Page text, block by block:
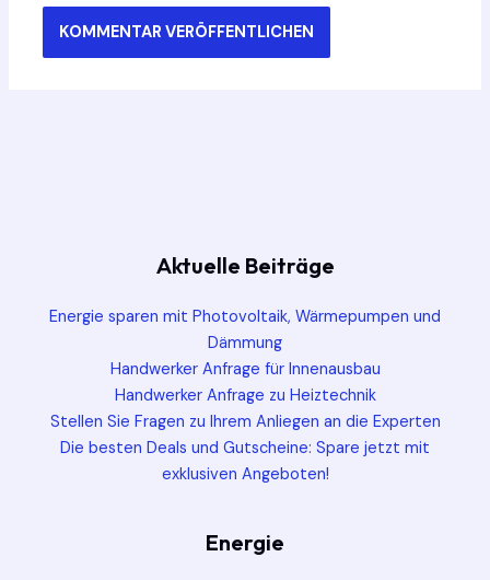
Aktuelle Beiträge
Energie sparen mit Photovoltaik, Wärmepumpen und
Dämmung
Handwerker Anfrage für Innenausbau
Handwerker Anfrage zu Heiztechnik
Stellen Sie Fragen zu Ihrem Anliegen an die Experten
Die besten Deals und Gutscheine: Spare jetzt mit
exklusiven Angeboten!
Energie